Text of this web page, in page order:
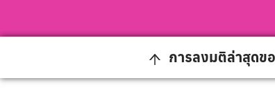
การลงมติล่าสุดข